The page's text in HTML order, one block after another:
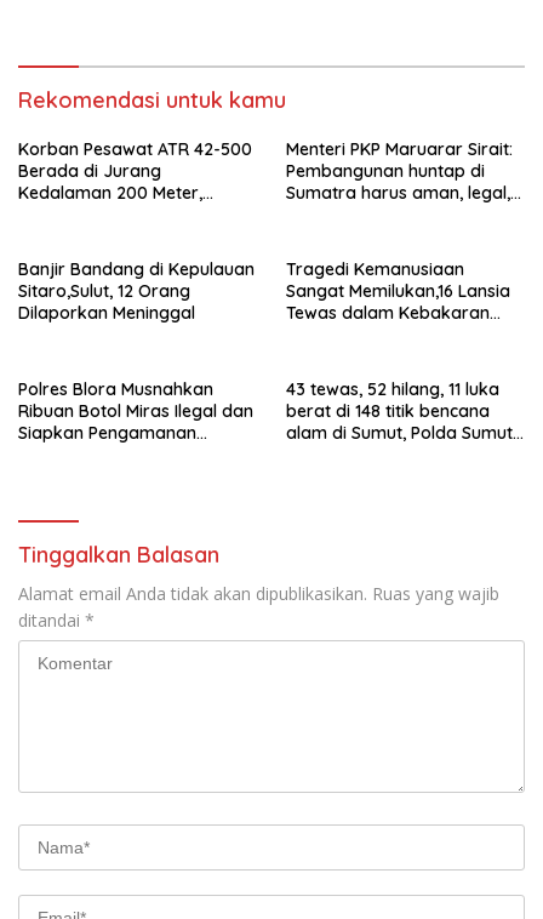
Rekomendasi untuk kamu
Korban Pesawat ATR 42-500
Berada di Jurang
Kedalaman 200 Meter,
Menteri PKP Maruarar Sirait:
Pembangunan huntap di
Sumatra harus aman, legal,
Banjir Bandang di Kepulauan
Sitaro,Sulut, 12 Orang
Dilaporkan Meninggal
Tragedi Kemanusiaan
Sangat Memilukan,16 Lansia
Tewas dalam Kebakaran
Polres Blora Musnahkan
Ribuan Botol Miras Ilegal dan
Siapkan Pengamanan
43 tewas, 52 hilang, 11 luka
berat di 148 titik bencana
alam di Sumut, Polda Sumut
Tinggalkan Balasan
Alamat email Anda tidak akan dipublikasikan. Ruas yang wajib
ditandai *